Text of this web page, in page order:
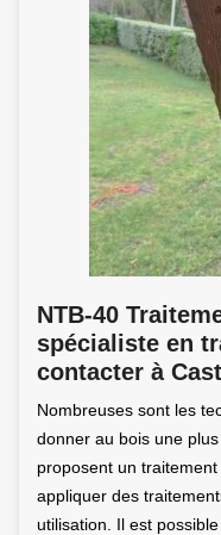
NTB-40
spécialiste en
contacter à
Nombreuses sont les
donner au bois une
proposent un
appliquer des
utilisation. Il est